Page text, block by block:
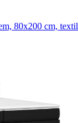
80x200 cm, textil